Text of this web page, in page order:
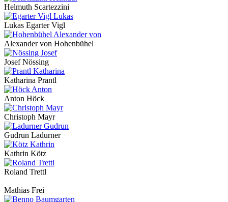
Helmuth Scartezzini
Lukas Egarter Vigl
Alexander von Hohenbühel
Josef Nössing
Katharina Prantl
Anton Höck
Christoph Mayr
Gudrun Ladurner
Kathrin Kötz
Roland Trettl
Mathias Frei